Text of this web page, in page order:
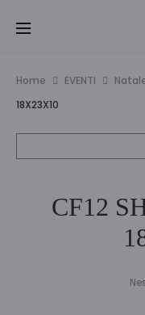
Home EVENTI
18X23X10
CF12